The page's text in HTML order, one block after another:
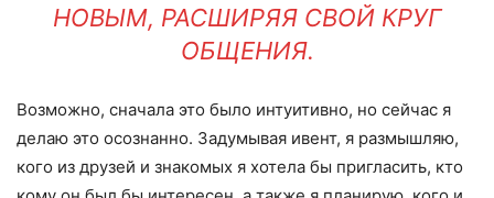
НОВЫМ, РАСШИРЯЯ СВОЙ КРУГ
ОБЩЕНИЯ.
Возможно, сначала это было интуитивно, но сейчас я
делаю это осознанно. Задумывая ивент, я размышляю,
кого из друзей и знакомых я хотела бы пригласить, кто